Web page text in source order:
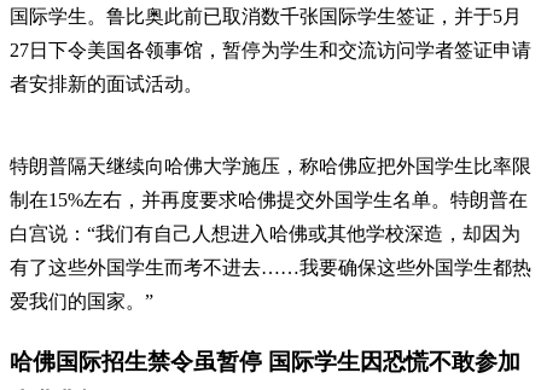
国际学生。鲁比奥此前已取消数千张国际学生签证，并于5月
27日下令美国各领事馆，暂停为学生和交流访问学者签证申请
者安排新的面试活动。
特朗普隔天继续向哈佛大学施压，称哈佛应把外国学生比率限
制在15%左右，并再度要求哈佛提交外国学生名单。特朗普在
白宫说：“我们有自己人想进入哈佛或其他学校深造，却因为
有了这些外国学生而考不进去……我要确保这些外国学生都热
爱我们的国家。”
哈佛国际招生禁令虽暂停 国际学生因恐慌不敢参加